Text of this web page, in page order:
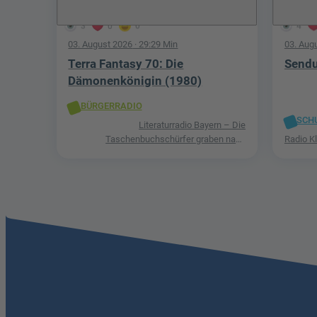
3 0 0
03. August 2026 · 29:29 Min
Terra Fantasy 70: Die
Dämonenkönigin (1980)
BÜRGERRADIO
Literaturradio Bayern – Die
Taschenbuchschürfer graben nach
4
03.
Radio